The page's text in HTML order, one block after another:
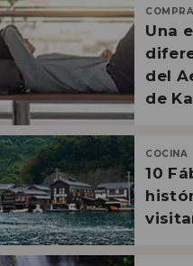
Una
del
de
COCINA
10